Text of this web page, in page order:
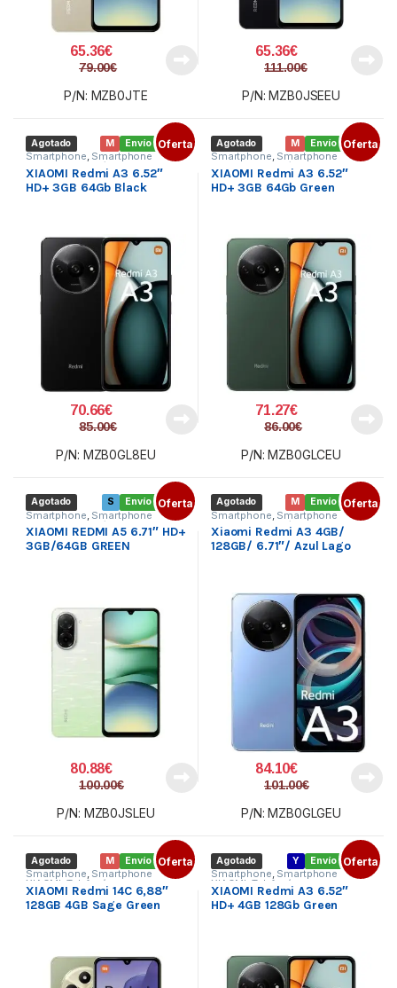
65.36€
79.00€
P/N: MZB0JTE
65.36€
111.00€
P/N: MZB0JSEEU
Envío gratis
M
Agotado Oferta
Smartphone, Smartphone
XIAOMI Telefonía
XIAOMI Redmi A3 6.52″
HD+ 3GB 64Gb Black
70.66€
85.00€
P/N: MZB0GL8EU
Envío gratis
M
Agotado Oferta
Smartphone, Smartphone
XIAOMI Telefonía
XIAOMI Redmi A3 6.52″
HD+ 3GB 64Gb Green
71.27€
86.00€
P/N: MZB0GLCEU
Envío gratis
S
Agotado Oferta
Smartphone Smartphone
XIAOMI Telefonía
XIAOMI REDMI A5 6.71″ HD+
3GB/64GB GREEN
80.88€
100.00€
P/N: MZB0JSLEU
Envío gratis
M
Agotado Oferta
Smartphone Smartphone
XIAOMI , Telefonía
Xiaomi Redmi A3 4GB/
128GB/ 6.71″/ Azul Lago
84.10€
101.00€
P/N: MZB0GLGEU
Envío gratis
M
Agotado Oferta
Smartphone, Smartphone
XIAOMI Telefonía
XIAOMI Redmi 14C 6,88″
128GB 4GB Sage Green
Envío gratis
Y
Agotado Oferta
Smartphone, Smartphone
XIAOMI Telefonía
XIAOMI Redmi A3 6.52″
HD+ 4GB 128Gb Green